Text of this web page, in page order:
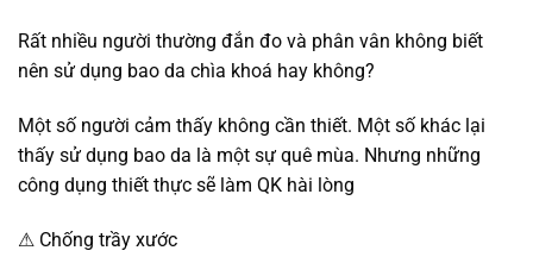
Rất nhiều người thường đắn đo và phân vân không biết
nên sử dụng bao da chìa khoá hay không?
Một số người cảm thấy không cần thiết. Một số khác lại
thấy sử dụng bao da là một sự quê mùa. Nhưng những
công dụng thiết thực sẽ làm QK hài lòng
⚠ Chống trầy xước